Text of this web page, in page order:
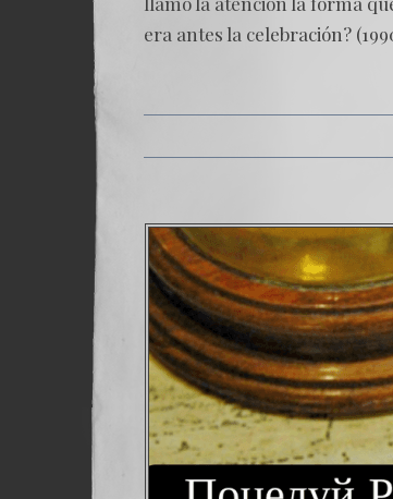
era antes la celebración?